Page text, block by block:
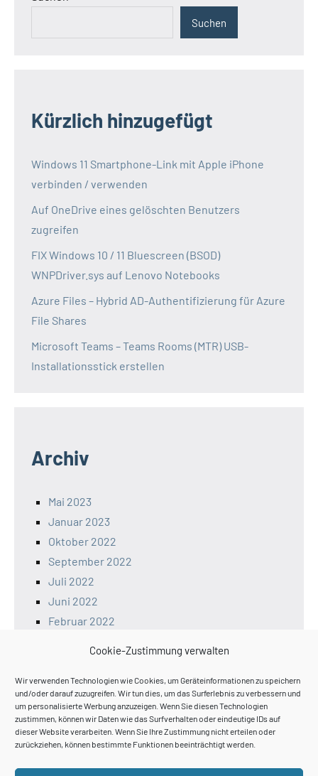
Cookie-Zustimmung verwalten
Wir verwenden Technologien wie Cookies, um Geräteinformationen zu speichern
und/oder darauf zuzugreifen. Wir tun dies, um das Surferlebnis zu verbessern und
um personalisierte Werbung anzuzeigen. Wenn Sie diesen Technologien
zustimmen, können wir Daten wie das Surfverhalten oder eindeutige IDs auf
dieser Website verarbeiten. Wenn Sie Ihre Zustimmung nicht erteilen oder
zurückziehen, können bestimmte Funktionen beeinträchtigt werden.
Suchen
Kürzlich hinzugefügt
Windows 11 Smartphone-Link mit Apple iPhone
verbinden / verwenden
Auf OneDrive eines gelöschten Benutzers
zugreifen
FIX Windows 10 / 11 Bluescreen (BSOD)
WNPDriver.sys auf Lenovo Notebooks
Azure Files – Hybrid AD-Authentifizierung für Azure
File Shares
Microsoft Teams – Teams Rooms (MTR) USB-
Installationsstick erstellen
Archiv
Mai 2023
Januar 2023
Oktober 2022
September 2022
Juli 2022
Juni 2022
Februar 2022
November 2021